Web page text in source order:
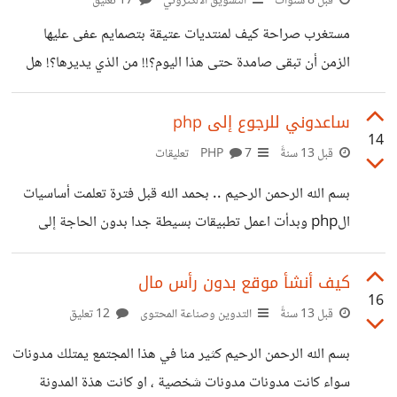
مستغرب صراحة كيف لمنتديات عتيقة بتصمايم عفى عليها
الزمن أن تبقى صامدة حتى هذا اليوم؟!! من الذي يديرها؟! هل
مازال اصحابها يدفعون للدومين والاستضافة؟!! هل يجنون شئ
منها؟!! لا اظن لانها فقط اللآن يستخدمها المسوقون على خمسات
لبناء الباك لنكات وتحقيق مصدر دخل. هذه الاسألة تدور في
ان احصل على اجابات لها هنا!
14
ساعدوني للرجوع إلى php
قبل 13 سنةً 7 تعليقات
بسم الله الرحمن الرحيم .. بحمد الله قبل فترة تعلمت أساسيات
الphp وبدأت اعمل تطبيقات بسيطة جدا بدون الحاجة إلى
قواعد بيانات. ولكن للأسف انقطعت بسبب الدراسة لمدة 4 أشهر
تقريبا . المشكلة اللتي تواجهني الآن أني اريد العودة للبرمجة اريد
فقط شيئ سريع يذكرني بأساسيات اللغة بالاضافة إلى ان قواعد
بدأت من الامس تقريبا بمتابعة بعض الدورات لكن اصابني الملل
16
كيف أنشأ موقع بدون رأس مال
قبل 13 سنةً التدوين وصناعة المحتوى
بسم الله الرحمن الرحيم كثير منا في هذا المجتمع يمتلك مدونات
سواء كانت مدونات مدونات شخصية ، او كانت هذة المدونة